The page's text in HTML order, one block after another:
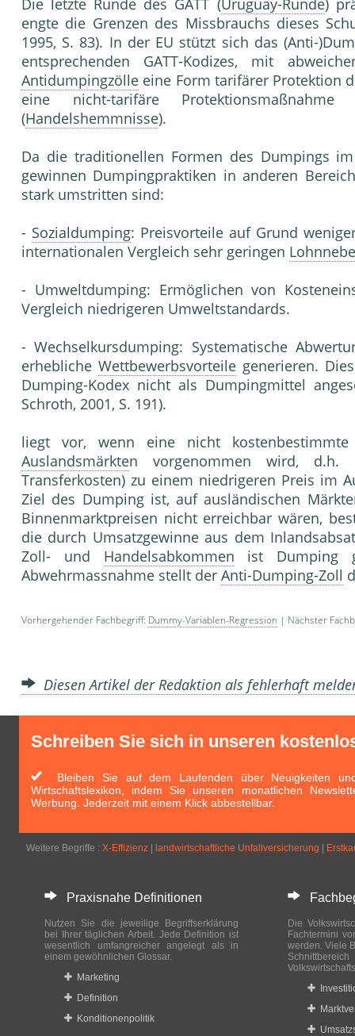
Die letzte Runde des GATT (Uruguay-Runde)
engte die Grenzen des Missbrauchs dieses
1995, S. 83). In der EU stützt sich das (Anti-
entsprechenden GATT-Kodizes, mit
Antidumpingzölle eine Form tarifärer Protektion
eine nicht-tarifäre
(Handelshemmnisse).
Da die traditionellen Formen des Dumpings
gewinnen Dumpingpraktiken in anderen
stark umstritten sind:
- Sozialdumping: Preisvorteile auf Grund
internationalen Vergleich sehr geringen
- Umweltdumping: Ermöglichen von
Vergleich niedrigeren Umweltstandards.
- Wechselkursdumping: Systematische
erhebliche Wettbewerbsvorteilegenerieren.
Dumping-Kodex nicht als Dumpingmittel
Schroth, 2001, S. 191).
liegt vor, wenn eine nicht
Auslandsmärkten vorgenommen wird, d.h.
Transferkosten) zu einem niedrigeren Preis im
Ziel des Dumping ist, auf ausländischen
Binnenmarktpreisen nicht erreichbar wären,
die durch Umsatzgewinne aus dem
Zoll- und Handelsabkommen ist Dumping
Abwehrmassnahme stellt der Anti-Dumping-Zoll
Vorhergehender Fachbegriff: Dummy-Variablen-Regression | Nächster
Diesen Artikel der Redaktion als fehlerhaft
Schreiben Sie sich in unseren
Bleiben Sie auf dem Laufenden über Neuigkeiten
Wirtschaftslexikon, indem Sie unseren monatlichen
Werbung. Jederzeit mit einem Klick abbestellbar.
Weitere Begriffe : X-Effizienz landwirtschaftliche Unfallversicherung
Praxisnahe Definitionen
Nutzen Sie die jeweilige Begriffserklärung
bei Ihrer täglichen Arbeit. Jede Definition ist
wesentlich umfangreicher angelegt als in
einem gewöhnlichen Glossar.
Marketing
Definition
Konditionenpolitik
Die
Fachtermini
werden. Viele